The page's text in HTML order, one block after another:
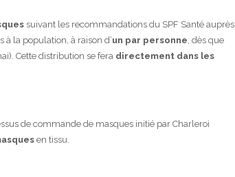
suivant les recommandations du SPF Santé auprès
à la population, à raison d’un par personne, dès que
Cette distribution se fera directement dans les
de commande de masques initié par Charleroi
en tissu.